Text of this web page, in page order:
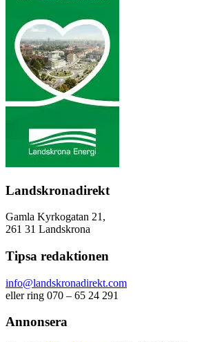
Landskronadirekt
Gamla Kyrkogatan 21,
261 31 Landskrona
Tipsa redaktionen
info@landskronadirekt.com
eller ring 070 – 65 24 291
Annonsera